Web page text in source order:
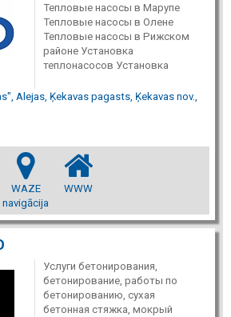
Тепловые насосы в Марупе
Тепловые насосы в Олене
Тепловые насосы в Рижском
районе Установка
теплонасосов Установка
Alejas, Ķekavas pagasts, Ķekavas nov.,
WAZE
navigācija
WWW
Услуги бетонирования,
бетонирование, работы по
бетонированию, сухая
бетонная стяжка, мокрый